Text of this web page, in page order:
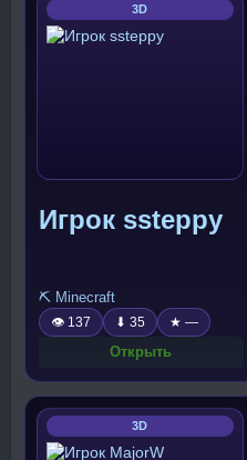
3D
Игрок ssteppy
⛏️ Minecraft
👁 137 ⬇ 35 ★ —
Открыть
3D